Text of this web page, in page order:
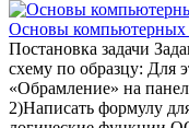
Основы компьютерных
Постановка задачи
схему по образцу: Для
«Обрамление» на
2)Написать формулу